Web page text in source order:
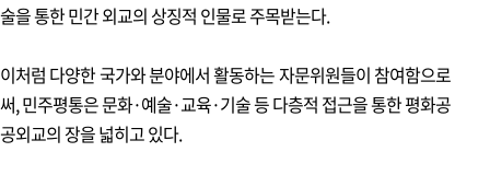
술을 통한 민간 외교의 상징적 인물로 주목받는다.
이처럼 다양한 국가와 분야에서 활동하는 자문위원들이 참여함으로
써, 민주평통은 문화·예술·교육·기술 등 다층적 접근을 통한 평화공
공외교의 장을 넓히고 있다.